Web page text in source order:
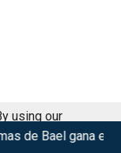
en el GIFF 2026
using our
Got it